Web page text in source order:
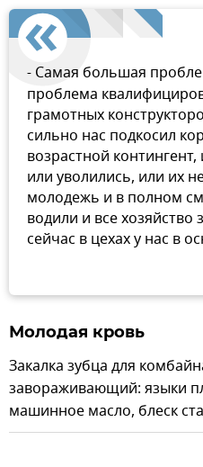
- Самая большая
проблема
грамотных
сильно нас подкосил
возрастной
или уволились, или их
молодежь и в полном
водили и все хозяйство
сейчас в цехах у нас в
Молодая кровь
Закалка зубца для
завораживающий: языки
машинное масло, блеск